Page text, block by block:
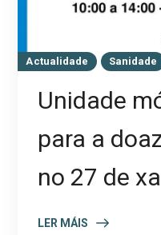
Actualidade Sanidade
Unidade
para a
no 27 de
LER MÁIS